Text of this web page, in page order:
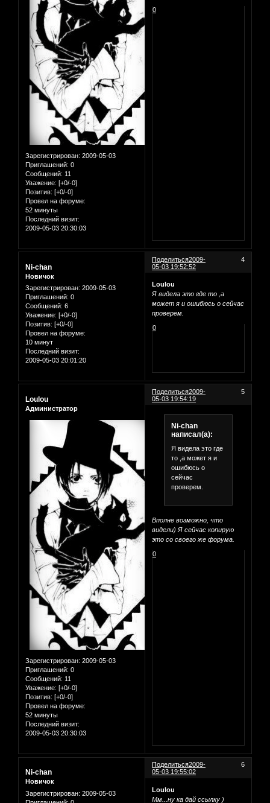
Зарегистрирован: 2009-05-03
Приглашений: 0
Сообщений: 11
Уважение: [+0/-0]
Позитив: [+0/-0]
Провел на форуме:
52 минуты
Последний визит:
2009-05-03 20:30:03
0
Поделиться 4
2009-
05-03 19:52:52
Ni-chan
Новичок
Зарегистрирован: 2009-05-03
Приглашений: 0
Сообщений: 6
Уважение: [+0/-0]
Позитив: [+0/-0]
Провел на форуме:
10 минут
Последний визит:
2009-05-03 20:01:20
Loulou
Я видела это где то ,а
может я и ошибюсь о сейчас
проверем.
0
Поделиться 5
2009-
05-03 19:54:19
Loulou
Администратор
Зарегистрирован: 2009-05-03
Приглашений: 0
Сообщений: 11
Уважение: [+0/-0]
Позитив: [+0/-0]
Провел на форуме:
52 минуты
Последний визит:
2009-05-03 20:30:03
Ni-chan
написал(а):
Я видела это где
то ,а может я и
ошибюсь о
сейчас
проверем.
Вполне возможно, что
видели) Я сейчас копирую
это со своего же форума.
0
Поделиться 6
2009-
05-03 19:55:02
Ni-chan
Новичок
Зарегистрирован: 2009-05-03
Loulou
Мм...ну ка дай ссылку )